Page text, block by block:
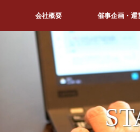
会社概要 催事企画・運